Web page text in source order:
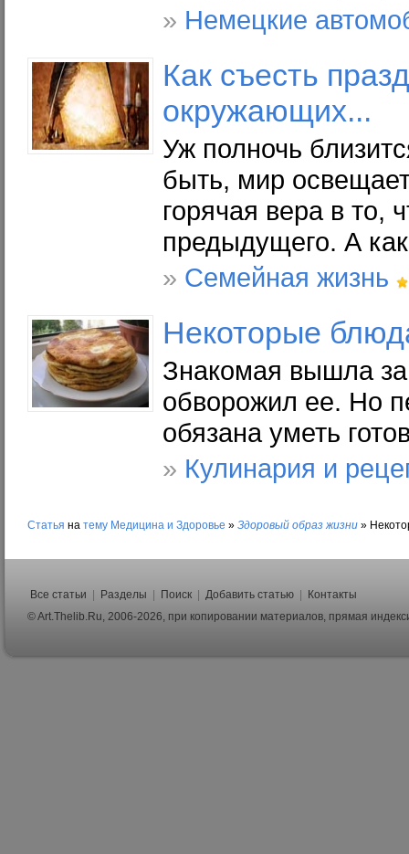
» Немецкие
Как съесть
окружающих...
Уж полночь
быть, мир
горячая вера в то,
предыдущего. А
» Семейная жизнь
Некоторые
Знакомая вышла
обворожил ее. Но
обязана уметь
» Кулинария и
Статья на тему Медицина и Здоровье » Здоровый образ жизни »
Все статьи Разделы Поиск Добавить статью
Контакты
© Art.Thelib.Ru, 2006-2026, при копировании материалов, прямая